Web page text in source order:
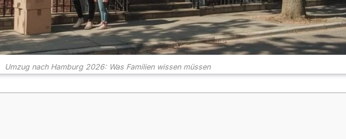
Umzug nach Hamburg 2026: Was Familien wissen müssen